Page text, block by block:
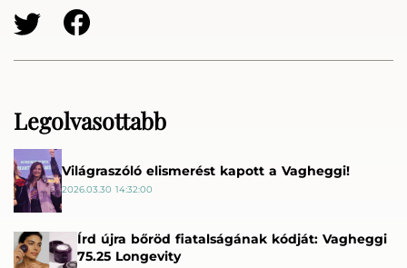
Legolvasottabb
Világraszóló elismerést kapott a Vagheggi!
2026.03.30 14:32:00
Írd újra bőröd fiatalságának kódját: Vagheggi
75.25 Longevity